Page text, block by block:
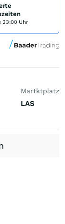
23:00 Uhr
Martktplatz
LAS